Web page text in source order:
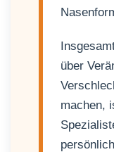
über
machen,